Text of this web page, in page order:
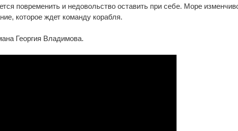
повременить и недовольство оставить при себе. Море
которое ждет команду корабля.
Георгия Владимова.